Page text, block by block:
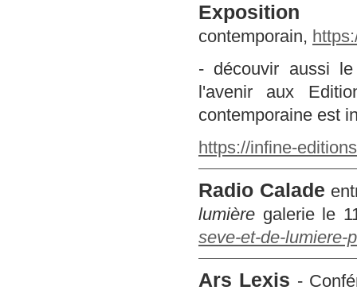
contemporain,
- découvir aussi
l'avenir aux
contemporaine est
https://infine-
Radio Calade
lumière galerie le
seve-et-de-lumiere-
Ars Lexis -